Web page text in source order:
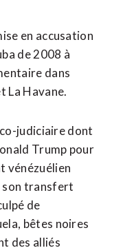
en accusation
de 2008 à
dans
La Havane.
judiciaire dont
Trump pour
vénézuélien
son transfert
de
bêtes noires
des alliés